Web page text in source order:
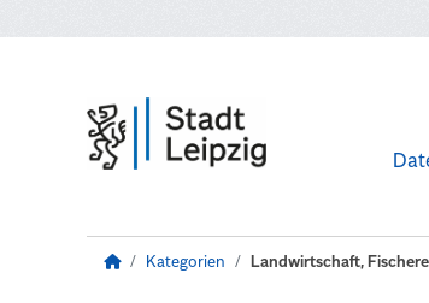
Kategorien Landwirtschaft,